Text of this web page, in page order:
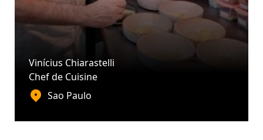
Vinícius Chiarastelli
Chef de Cuisine
Sao Paulo